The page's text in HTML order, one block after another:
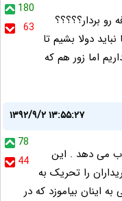
180
63
بردار؟؟؟؟؟
دولا بشیم تا
اما زور هم که
۱۳۹۲/۹/۲ ۱۳:۵۵:۲۷
78
44
می دهد . این
را تحریک به
اینان بیاموزد که در